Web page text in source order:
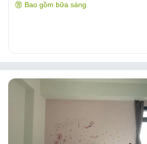
Bao gồm bữa sáng